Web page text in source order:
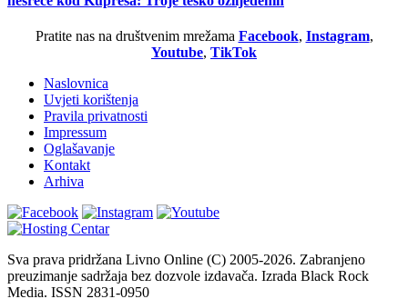
Pratite nas na društvenim mrežama Facebook, Instagram,
Youtube, TikTok
Naslovnica
Uvjeti korištenja
Pravila privatnosti
Impressum
Oglašavanje
Kontakt
Arhiva
Sva prava pridržana Livno Online (C) 2005-2026. Zabranjeno
preuzimanje sadržaja bez dozvole izdavača. Izrada Black Rock
Media. ISSN 2831-0950